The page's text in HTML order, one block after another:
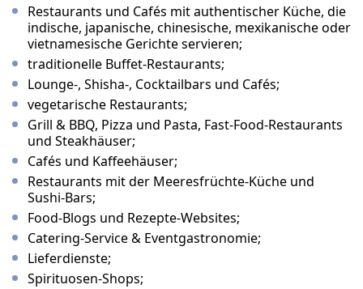
Restaurants und Cafés mit authentischer Küche, die
indische, japanische, chinesische, mexikanische oder
vietnamesische Gerichte servieren;
traditionelle Buffet-Restaurants;
Lounge-, Shisha-, Cocktailbars und Cafés;
vegetarische Restaurants;
Grill & BBQ, Pizza und Pasta, Fast-Food-Restaurants
und Steakhäuser;
Cafés und Kaffeehäuser;
Restaurants mit der Meeresfrüchte-Küche und
Sushi-Bars;
Food-Blogs und Rezepte-Websites;
Catering-Service & Eventgastronomie;
Lieferdienste;
Spirituosen-Shops;